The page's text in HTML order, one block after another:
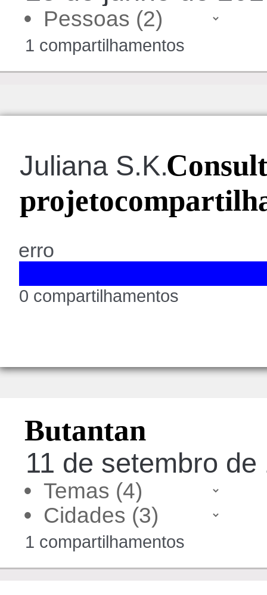
•
1 compartilhamentos
Juliana S.K.
erro
0 compartilhamentos
Butantan
11 de setembro
•
•
1 compartilhamentos